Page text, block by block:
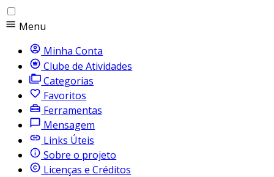
Menu
Minha Conta
Clube de Atividades
Categorias
Favoritos
Ferramentas
Mensagem
Links Úteis
Sobre o projeto
Licenças e Créditos